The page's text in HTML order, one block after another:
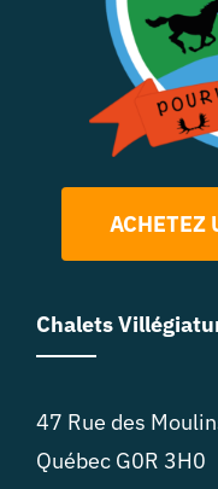
ACHETEZ
Chalets
47 Rue des
Québec G0R 3H0